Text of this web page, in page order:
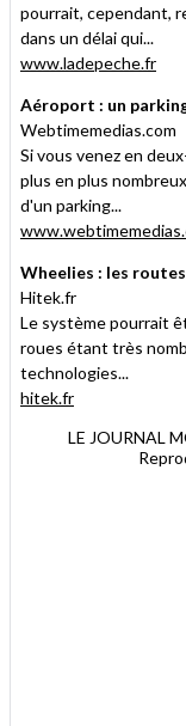
pourrait, cependant,
dans un délai qui...
www.ladepeche.fr
Aéroport : un
Webtimemedias.com
Si vous venez en
plus en plus
d'un parking...
Wheelies : les
Hitek.fr
Le système pourrait
roues étant très
technologies...
hitek.fr
LE JOURNAL